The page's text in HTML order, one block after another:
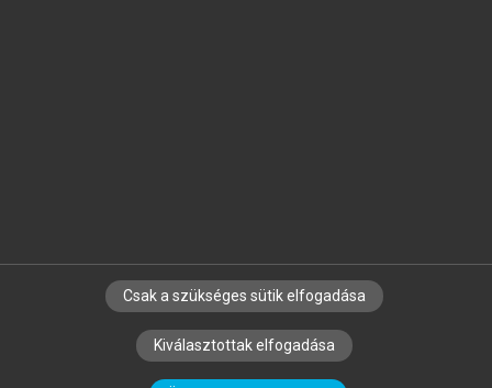
SZERZŐKNEK CÉGEKNEK KÖNYVTÁROSOKNAK
SZERKESZTÉSI ÉS LEKTORÁLÁSI ALAPELVEK
Csak a szükséges sütik elfogadása
Kiválasztottak elfogadása